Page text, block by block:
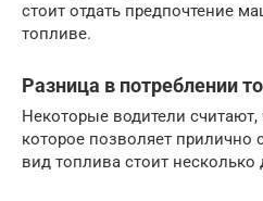
стоит отдать предпочтение
топливе.
Разница в потреблении
Некоторые водители
которое позволяет прилично
вид топлива стоит несколько